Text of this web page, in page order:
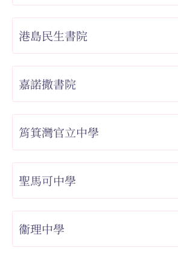
港島民生書院
嘉諾撒書院
筲箕灣官立中學
聖馬可中學
衞理中學